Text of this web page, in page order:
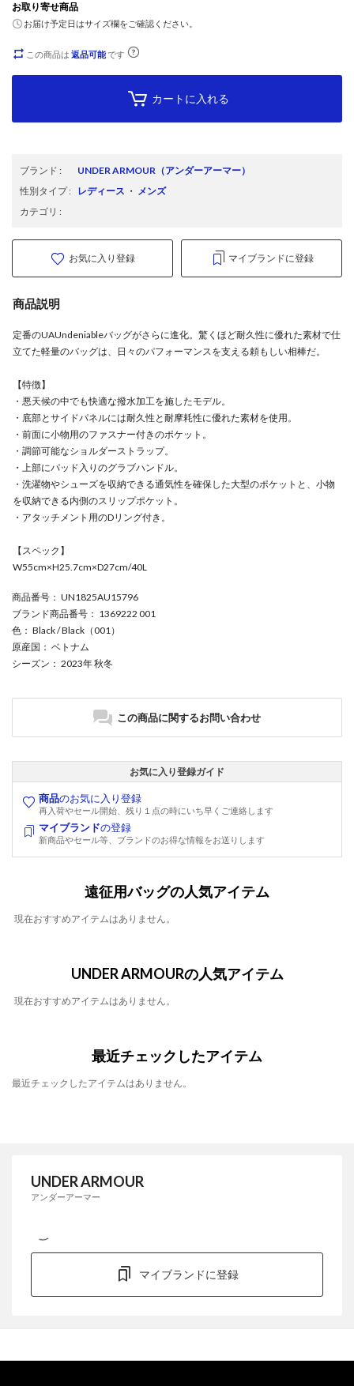
お取り寄せ商品
お届け予定日はサイズ欄をご確認ください。
この商品は 返品可能です
カートに入れる
ブランド : UNDER ARMOUR （アンダーアーマー）
性別タイプ: レディース ・ メンズ
カテゴリ :
お気に入り登録 マイブランドに登録
商品説明
定番のUAUndeniableバッグがさらに進化。驚くほど耐久性に優れた素材で仕
立てた軽量のバッグは、日々のパフォーマンスを支える頼もしい相棒だ。
【特徴】
・悪天候の中でも快適な撥水加工を施したモデル。
・底部とサイドパネルには耐久性と耐摩耗性に優れた素材を使用。
・前面に小物用のファスナー付きのポケット。
・調節可能なショルダーストラップ。
・上部にパッド入りのグラブハンドル。
・洗濯物やシューズを収納できる通気性を確保した大型のポケットと、小物
を収納できる内側のスリップポケット。
・アタッチメント用のDリング付き。
【スペック】
W55cm×H25.7cm×D27cm/40L
商品番号 ： UN1825AU15796
ブランド商品番号 ： 1369222 001
色 ： Black / Black（001）
原産国 ： ベトナム
シーズン ： 2023年 秋冬
この商品に関するお問い合わせ
お気に入り登録ガイド
商品のお気に入り登録
再入荷やセール開始、残り１点の時にいち早くご連絡します
マイブランドの登録
新商品やセール等、ブランドのお得な情報をお送りします
遠征用バッグの人気アイテム
現在おすすめアイテムはありません。
UNDER ARMOURの人気アイテム
現在おすすめアイテムはありません。
最近チェックしたアイテム
最近チェックしたアイテムはありません。
UNDER ARMOUR
アンダーアーマー
マイブランドに登録